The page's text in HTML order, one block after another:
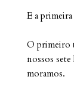
E a
O primeiro
nossos
moramos.